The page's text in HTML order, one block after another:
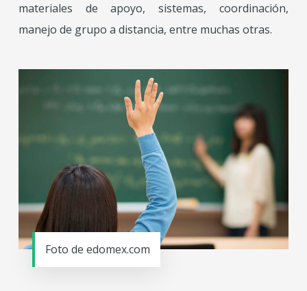
materiales de apoyo, sistemas, coordinación,
manejo de grupo a distancia, entre muchas otras.
Foto de edomex.com